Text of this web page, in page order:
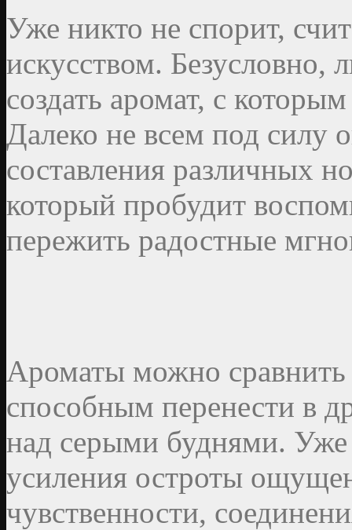
Уже никто не спорит,
искусством.
создать аромат, с которым
Далеко не всем под силу
составления различных
который пробудит
пережить радостные
Ароматы можно
способным перенести в
над серыми буднями. Уже
усиления остроты
чувственности,